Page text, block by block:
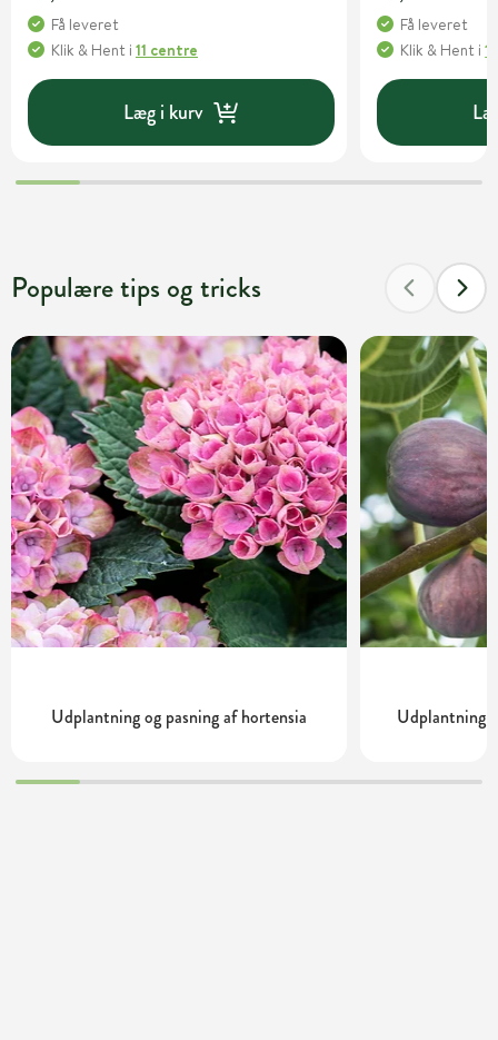
Få leveret
Klik & Hent i 11 centre
Læg i kurv
Få leveret
Klik & Hent i
Populære tips og tricks
Udplantning og pasning af hortensia Udplantning